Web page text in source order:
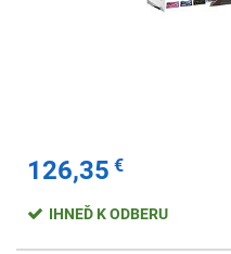
126,35 €
IHNEĎ K ODBERU